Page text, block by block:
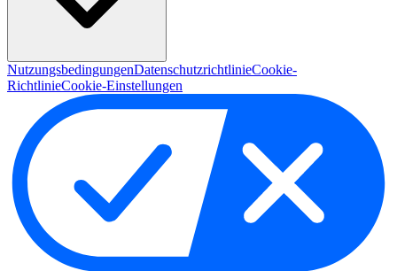
NutzungsbedingungenDatenschutzrichtlinieCookie-
RichtlinieCookie-Einstellungen